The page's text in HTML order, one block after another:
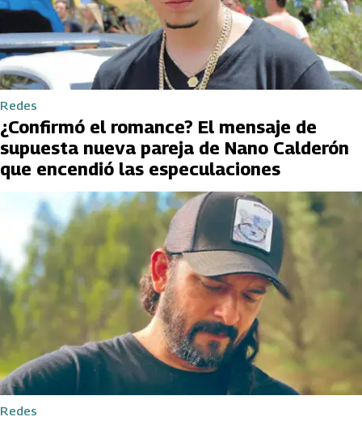
Redes
¿Confirmó el romance? El mensaje de
supuesta nueva pareja de Nano Calderón
que encendió las especulaciones
Redes